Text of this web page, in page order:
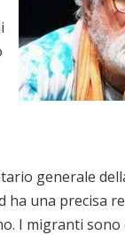
generale
ha una precisa
I migranti